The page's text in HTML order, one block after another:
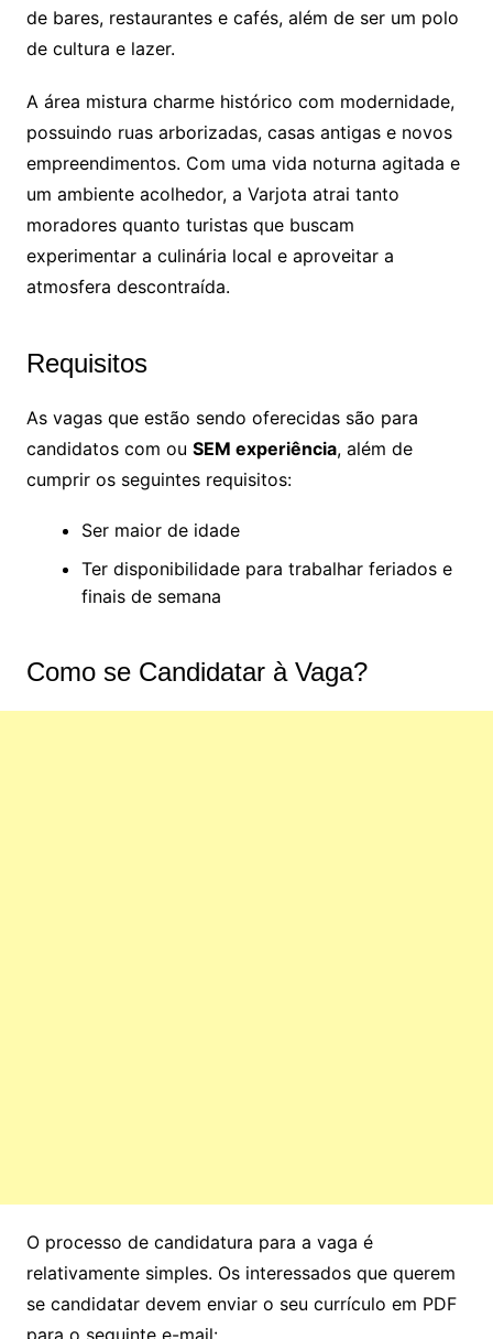
de bares, restaurantes e cafés, além de ser um polo
de cultura e lazer.
A área mistura charme histórico com modernidade,
possuindo ruas arborizadas, casas antigas e novos
empreendimentos. Com uma vida noturna agitada e
um ambiente acolhedor, a Varjota atrai tanto
moradores quanto turistas que buscam
experimentar a culinária local e aproveitar a
atmosfera descontraída.
Requisitos
As vagas que estão sendo oferecidas são para
candidatos com ou SEM experiência, além de
cumprir os seguintes requisitos:
Ser maior de idade
Ter disponibilidade para trabalhar feriados e
finais de semana
Como se Candidatar à Vaga?
O processo de candidatura para a vaga é
relativamente simples. Os interessados que querem
se candidatar devem enviar o seu currículo em PDF